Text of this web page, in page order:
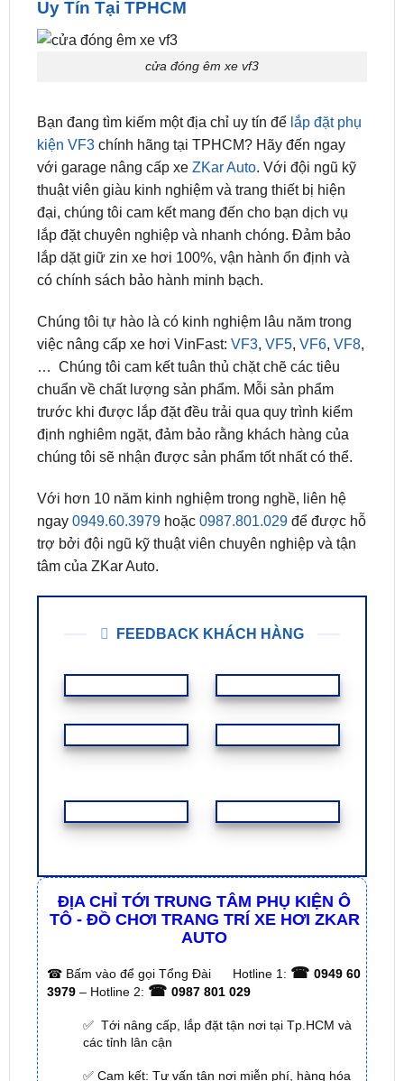
Cơ Sở Độ Cửa Hít Điện VF3 Giữ Zin Xe
cửa đóng êm xe vf3
Bạn đang tìm kiếm một địa chỉ uy tín đểlắp đặt phụ
kiện VF3chính hãng tại TPHCM? Hãy đến ngay
với garage nâng cấp xeZKar Auto. Với đội ngũ kỹ
thuật viên giàu kinh nghiệm và trang thiết bị hiện
đại, chúng tôi cam kết mang đến cho bạn dịch vụ
lắp dặt giữ zin xe hơi 100%, vận hành ổn định và
có chính sách bảo hành minh bạch.
Chúng tôi tự hào là có kinh nghiệm lâu năm trong
việc nâng cấp xe hơi VinFast:VF3,VF5,VF6,VF8
… Chúng tôi cam kết tuân thủ chặt chẽ các tiêu
chuẩn về chất lượng sản phẩm. Mỗi sản phẩm
định nghiêm ngặt, đảm bảo rằng khách hàng của
chúng tôi sẽ nhận được sản phẩm tốt nhất có thể.
Với hơn 10 năm kinh nghiệm trong nghề, liên hệ
ngay0949.60.3979hoặc0987.801.029để được hỗ
tâm của ZKar Auto.
FEEDBACK KHÁCH HÀNG
ĐỊA CHỈ TỚI TRUNG TÂM PHỤ KIỆN Ô
TÔ - ĐỒ CHƠI TRANG TRÍ XE HƠI ZKAR
Bấm vào để gọi Tổng Đài